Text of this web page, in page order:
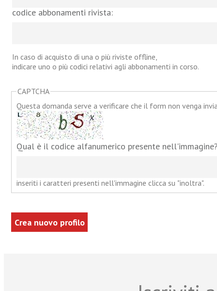
codice abbonamenti rivista:
In caso di acquisto di una o più riviste offline,
indicare uno o più codici relativi agli abbonamenti in corso.
CAPTCHA
Questa domanda serve a verificare che il form non venga
Qual è il codice alfanumerico presente
inseriti i caratteri presenti nell'immagine clicca su "inoltra".